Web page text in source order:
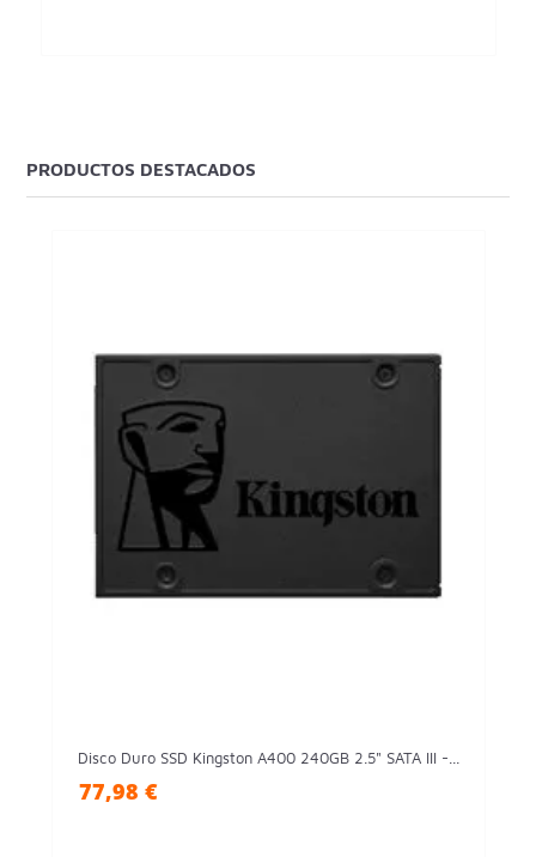
PRODUCTOS DESTACADOS
Disco Duro SSD Kingston A400 240GB 2.5" SATA III -...
77,98 €